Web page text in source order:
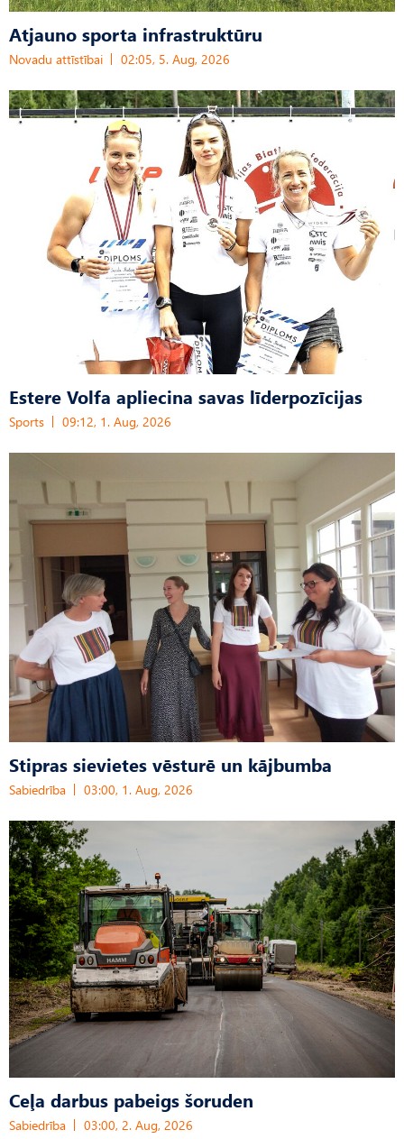
Atjauno sporta infrastruktūru
Novadu attīstībai 02:05, 5. Aug, 2026
Estere Volfa apliecina savas līderpozīcijas
Sports 09:12, 1. Aug, 2026
Stipras sievietes vēsturē un kājbumba
Sabiedrība 03:00, 1. Aug, 2026
Ceļa darbus pabeigs šoruden
Sabiedrība 03:00, 2. Aug, 2026